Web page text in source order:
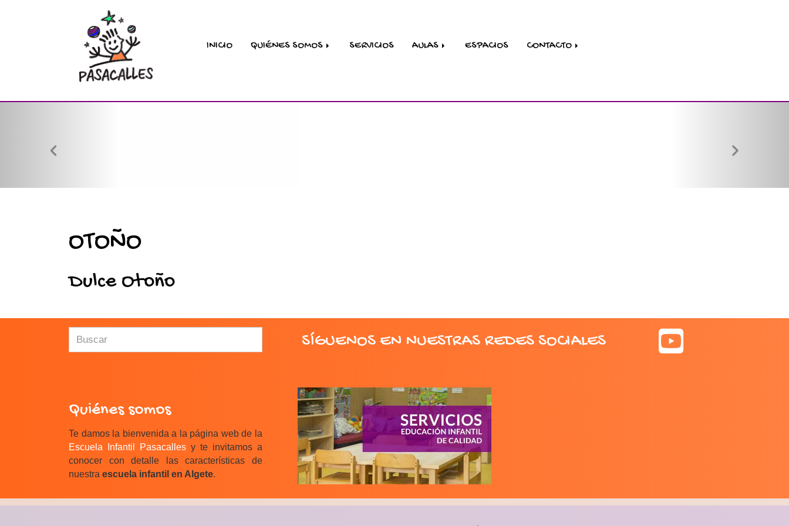
INICIO QUIÉNES SOMOS SERVICIOS AULAS ESPACIOS CONTACTO
OTOÑO
Dulce Otoño
SÍGUENOS EN NUESTRAS REDES SOCIALES
Quiénes somos
Te damos la bienvenida a la página web de la
Escuela Infantil Pasacalles y te invitamos a
conocer con detalle las características de
nuestra escuela infantil en Algete.